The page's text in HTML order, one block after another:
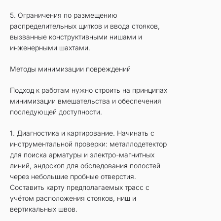
5. Ограничения по размещению
распределительных щитков и ввода стояков,
вызванные конструктивными нишами и
инженерными шахтами.
Методы минимизации повреждений
Подход к работам нужно строить на принципах
минимизации вмешательства и обеспечения
последующей доступности.
1. Диагностика и картирование. Начинать с
инструментальной проверки: металлодетектор
для поиска арматуры и электро-магнитных
линий, эндоскоп для обследования полостей
через небольшие пробные отверстия.
Составить карту предполагаемых трасс с
учётом расположения стояков, ниш и
вертикальных швов.